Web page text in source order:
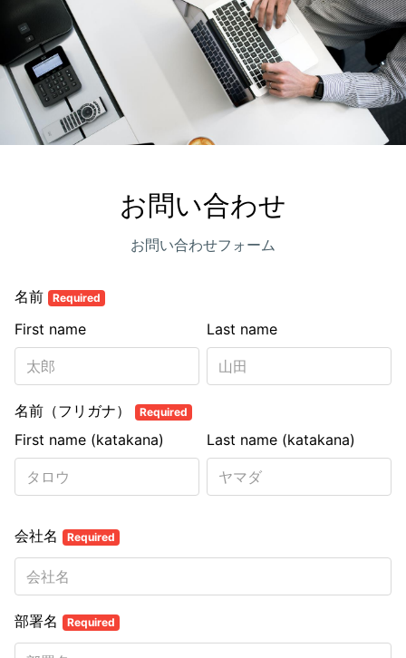
お問い合わせ
お問い合わせフォーム
名前 Required
Last name
First name
名前（フリガナ） Required
Last name (katakana)
First name (katakana)
会社名 Required
部署名 Required